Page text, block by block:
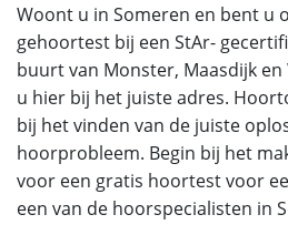
Woont u in Someren en bent u
gehoortest bij een StAr-
buurt van Monster, Maasdijk
u hier bij het juiste adres.
bij het vinden van de juiste
hoorprobleem. Begin bij het
voor een gratis hoortest voor
een van de hoorspecialisten in